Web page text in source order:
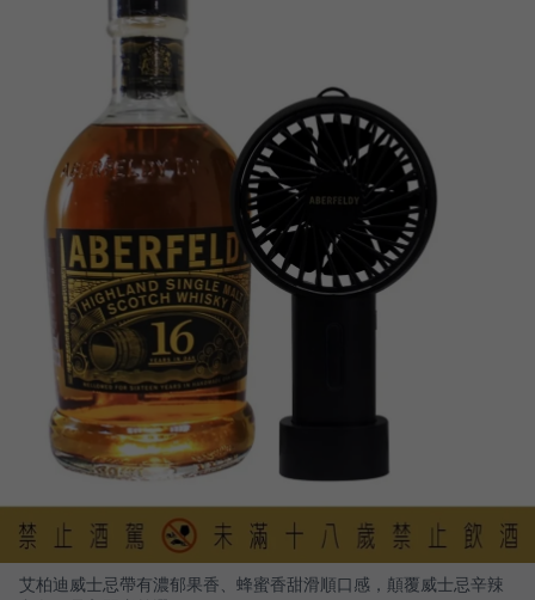
艾柏迪威士忌帶有濃郁果香、蜂蜜香甜滑順口感，顛覆威士忌辛辣